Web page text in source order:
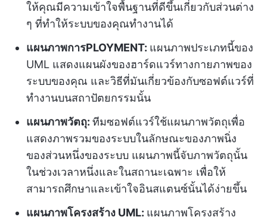
ให้คุณมีความเข้าใจพื้นฐานที่ดีขึ้นเกี่ยวกับส่วนต่าง
ๆ ที่ทำให้ระบบของคุณทำงานได้
แผนภาพการPLOYMENT: แผนภาพประเภทนี้ของ
UML แสดงแผนผังของฮาร์ดแวร์ทางกายภาพของ
ระบบของคุณ และวิธีที่มันเกี่ยวข้องกับซอฟต์แวร์ที่
ทำงานบนสถาปัตยกรรมนั้น
แผนภาพวัตถุ: ทีมซอฟต์แวร์ใช้แผนภาพวัตถุเพื่อ
แสดงภาพรวมของระบบในลักษณะของภาพนิ่ง
ของส่วนหนึ่งของระบบ แผนภาพนี้จับภาพวัตถุนั้น
ในช่วงเวลาหนึ่งและในสถานะเฉพาะ เพื่อให้
สามารถศึกษาและเข้าใจอินสแตนซ์นั้นได้ง่ายขึ้น
แผนภาพโครงสร้าง UML: แผนภาพโครงสร้าง